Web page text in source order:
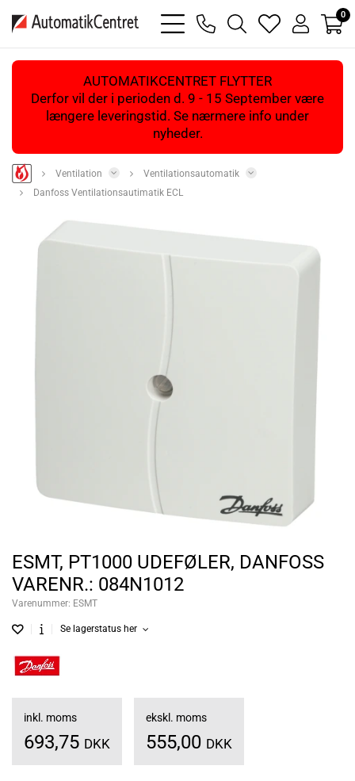
bars
light
phone
magnifying
glass
heart
light
user
light
0
AUTOMATIKCENTRET FLYTTER
Derfor vil der i perioden d. 9 - 15 September være
længere leveringstid. Se nærmere info under
nyheder.
Ventilation
Ventilationsautomatik
Danfoss Ventilationsautimatik ECL
ESMT, PT1000 UDEFØLER, DANFOSS
VARENR.: 084N1012
Varenummer: ESMT
Se lagerstatus her
inkl. moms
693,75 DKK
ekskl. moms
555,00 DKK